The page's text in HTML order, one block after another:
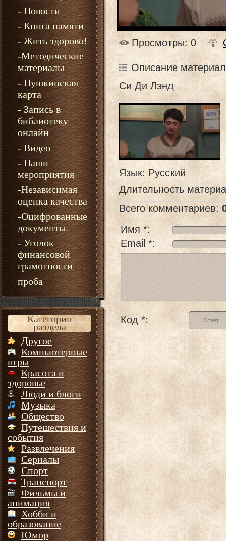
- Новости
- Книга памяти
- Жить здорово!
-Методические
материалы
- Пушкинская
карта
- Запись в
библиотеку
онлайн
- Видео
- Наши
мероприятия
-Независимая
оценка качества
-Оцифрованные
документы.
- Уголок
финансовой
грамотности
проба
Категории
раздела
Другое
Компьютерные
игры
Красота и
здоровье
Люди и блоги
Музыка
Общество
Путешествия и
события
Развлечения
Сериалы
Спорт
Транспорт
Фильмы и
анимация
Хобби и
образование
Юмор
Просмотры: 0
Описание
Си Ди Лэнд
Язык: Русский
Длительность
Всего комментариев:
Имя *:
Email *:
Код *: